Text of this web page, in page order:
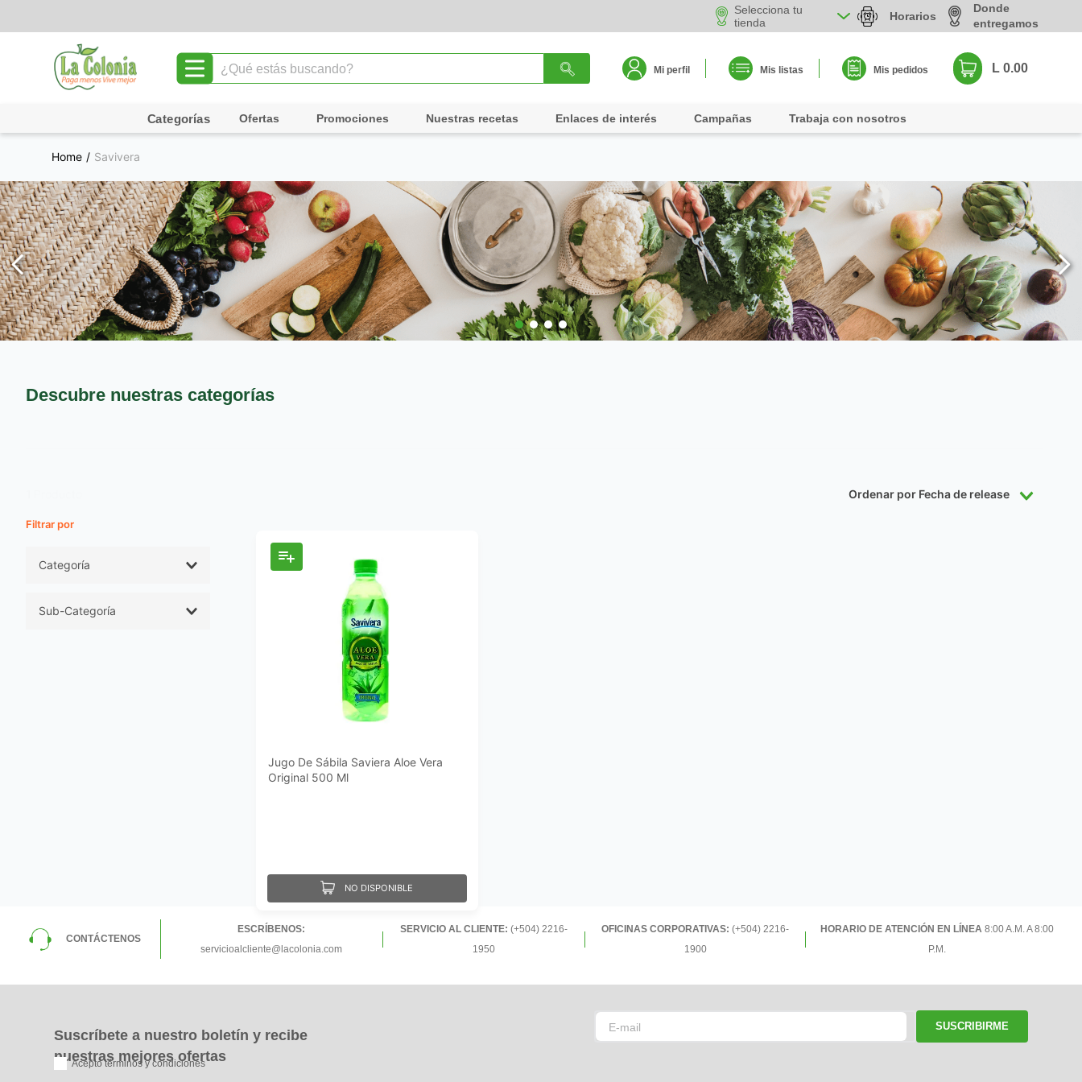
Selecciona tu
tienda
Horarios
Donde
entregamos
¿Qué estás buscando?
Mi perfil Mis listas Mis pedidos L 0.00
Ofertas Promociones Nuestras recetas Enlaces de interés Campañas Trabaja con nosotros
Savivera
Descubre nuestras categorías
Ordenar por Fecha de release
Categoría
Sub-Categoría
Jugo De Sábila Saviera Aloe Vera
Original 500 Ml
NO DISPONIBLE
CONTÁCTENOS
ESCRÍBENOS:
servicioalcliente@lacolonia.com
SERVICIO AL CLIENTE: (+504) 2216-
1950
OFICINAS CORPORATIVAS: (+504) 2216-
1900
HORARIO DE ATENCIÓN EN LÍNEA8:00 A.M. A 8:00
P.M.
Suscríbete a nuestro boletín y recibe
nuestras mejores ofertas
SUSCRIBIRME
Acepto términos y condiciones
TÉRMINOS MÁS BUSCADOS
1.
leche
2.
chocolate
3.
cafe
4.
queso
5.
pollo
6.
galletas
7.
shampoo
8.
yogurt
10. azucar